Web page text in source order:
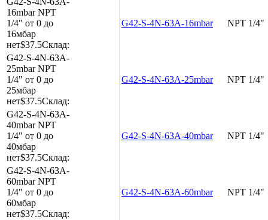
16mbarNPT
1/4" от 0 до
16мбар
нет$37.5Склад:
G42-S-4N-63A-16mbar NPT 1/4"
G42-S-4N-63A-
25mbarNPT
1/4" от 0 до
25мбар
нет$37.5Склад:
G42-S-4N-63A-25mbar NPT 1/4"
G42-S-4N-63A-
40mbarNPT
1/4" от 0 до
40мбар
нет$37.5Склад:
G42-S-4N-63A-40mbar NPT 1/4"
G42-S-4N-63A-
60mbarNPT
1/4" от 0 до
60мбар
нет$37.5Склад:
G42-S-4N-63A-60mbar NPT 1/4"